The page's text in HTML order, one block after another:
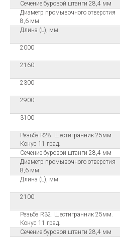
Сечение буровой штанги 28,4 мм
Диаметр промывочного отверстия
8,6 мм
Длина (L), мм
2000
2160
2300
2900
3100
Резьба R28. Шестигранник 25мм.
Конус 11 град.
Сечение буровой штанги 28,4 мм
Диаметр промывочного отверстия
8,6 мм
Длина (L), мм
2100
Резьба R32. Шестигранник 25мм.
Конус 11 град.
Сечение буровой штанги 28,4 мм